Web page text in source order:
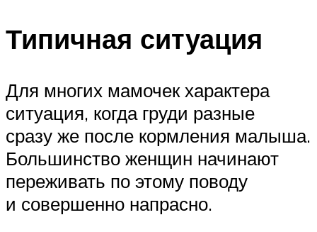
Типичная ситуация
Для многих мамочек характера
ситуация, когда груди разные
сразу же после кормления малыша.
Большинство женщин начинают
переживать по этому поводу
и совершенно напрасно.